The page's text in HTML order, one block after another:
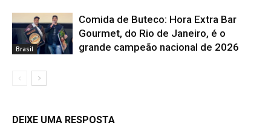
Brasil
Comida de Buteco: Hora Extra Bar
Gourmet, do Rio de Janeiro, é o
grande campeão nacional de 2026
DEIXE UMA RESPOSTA